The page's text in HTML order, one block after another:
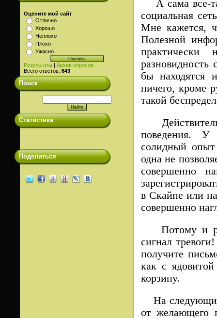
Оцените мой сайт
Отлично
Хорошо
Неплохо
Плохо
Ужасно
Результаты | Архив опросов
Всего ответов: 643
Поиск
Статистика
Поделиться
А сама все-
социальная
Мне кажется,
Полезной
разновидность
бы находятся
ничего, кроме
такой
поведения. У
солидный
одна не
совершенно
в Скайпе или
совершенно
Потому и
сигнал
получите
как с
корзину.
На
от желающего